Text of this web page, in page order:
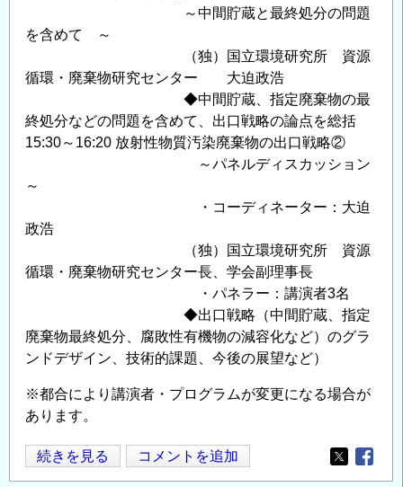
～中間貯蔵と最終処分の問題
を含めて ～
（独）国立環境研究所 資源
循環・廃棄物研究センター 大迫政浩
◆中間貯蔵、指定廃棄物の最
終処分などの問題を含めて、出口戦略の論点を総括
15:30～16:20 放射性物質汚染廃棄物の出口戦略②
～パネルディスカッション
～
・コーディネーター：大迫
政浩
（独）国立環境研究所 資源
循環・廃棄物研究センター長、学会副理事長
・パネラー：講演者3名
◆出口戦略（中間貯蔵、指定
廃棄物最終処分、腐敗性有機物の減容化など）のグラ
ンドデザイン、技術的課題、今後の展望など）
※都合により講演者・プログラムが変更になる場合が
あります。
環
境
続きを見る コメントを追加
Opens in